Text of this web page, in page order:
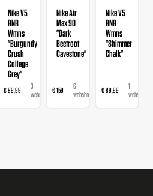
Nike V5
RNR
Wmns
"Burgundy
Crush
College
Grey"
€ 89,99
3
webshops
Nike Air
Max 90
"Dark
Beetroot
Cavestone"
€ 159
6
webshops
Nike V5
RNR
Wmns
"Shimmer
Chalk"
€ 89,99
1
webshop